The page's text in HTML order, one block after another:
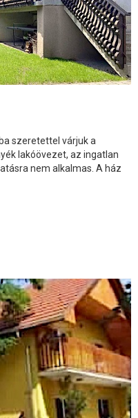
szeretettel várjuk a
lakóövezet, az ingatlan
nem alkalmas. A ház